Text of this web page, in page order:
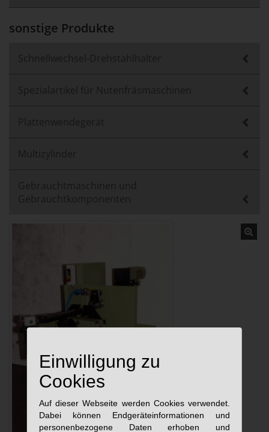
sonstige Produkte
Einwilligung zu
Cookies
Auf dieser Webseite werden Cookies verwendet.
Dabei können Endgeräteinformationen und
personenbezogene Daten erhoben und